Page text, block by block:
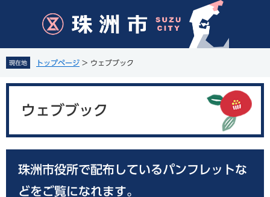
先
頭
で
を
飛
ば
現在地 トップページ > ウェブブック
ウェブブック
珠洲市役所で配布しているパンフレットな
どをご覧になれます。